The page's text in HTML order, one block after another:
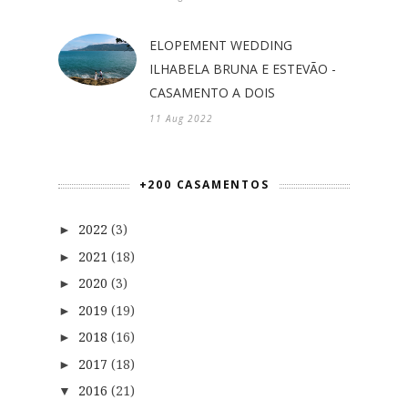
ELOPEMENT WEDDING
ILHABELA BRUNA E ESTEVÃO -
CASAMENTO A DOIS
11 Aug 2022
+200 CASAMENTOS
► 2022 (3)
► 2021 (18)
► 2020 (3)
► 2019 (19)
► 2018 (16)
► 2017 (18)
▼ 2016 (21)